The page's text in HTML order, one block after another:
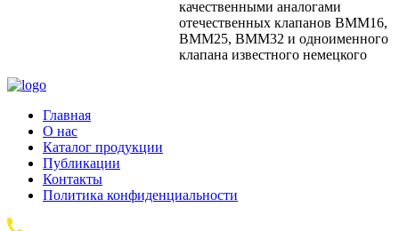
качественными аналогами
отечественных клапанов ВММ16,
ВММ25, ВММ32 и одноименного
клапана известного немецкого
Главная
О нас
Каталог продукции
Публикации
Контакты
Политика конфиденциальности